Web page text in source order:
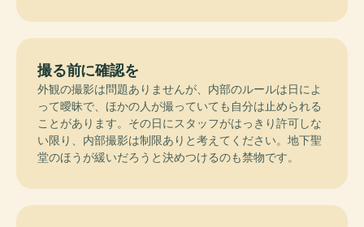
撮る前に確認を
外観の撮影は問題ありませんが、内部のルールは日によ
って曖昧で、ほかの人が撮っていても自分は止められる
ことがあります。その日にスタッフがはっきり許可しな
い限り、内部撮影は制限ありと考えてください。地下聖
堂のほうが緩いだろうと決めつけるのも禁物です。